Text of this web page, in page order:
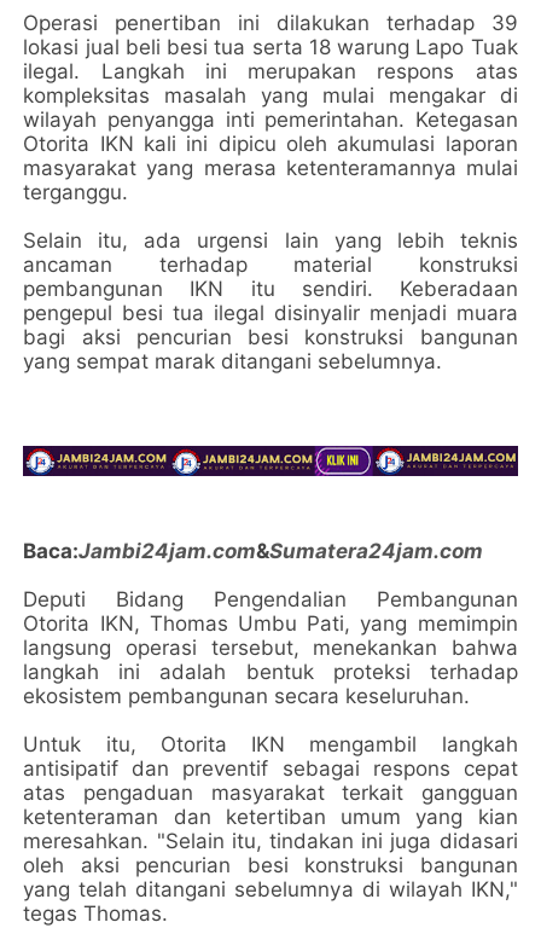
Operasi penertiban ini dilakukan terhadap 39
lokasi jual beli besi tua serta 18 warung Lapo Tuak
ilegal. Langkah ini merupakan respons atas
kompleksitas masalah yang mulai mengakar di
wilayah penyangga inti pemerintahan. Ketegasan
Otorita IKN kali ini dipicu oleh akumulasi laporan
masyarakat yang merasa ketenteramannya mulai
terganggu.
Selain itu, ada urgensi lain yang lebih teknis
ancaman terhadap material konstruksi
pembangunan IKN itu sendiri. Keberadaan
pengepul besi tua ilegal disinyalir menjadi muara
bagi aksi pencurian besi konstruksi bangunan
yang sempat marak ditangani sebelumnya.
Baca:Jambi24jam.com&Sumatera24jam.com
Deputi Bidang Pengendalian Pembangunan
Otorita IKN, Thomas Umbu Pati, yang memimpin
langsung operasi tersebut, menekankan bahwa
langkah ini adalah bentuk proteksi terhadap
ekosistem pembangunan secara keseluruhan.
Untuk itu, Otorita IKN mengambil langkah
antisipatif dan preventif sebagai respons cepat
atas pengaduan masyarakat terkait gangguan
ketenteraman dan ketertiban umum yang kian
meresahkan. "Selain itu, tindakan ini juga didasari
oleh aksi pencurian besi konstruksi bangunan
yang telah ditangani sebelumnya di wilayah IKN,"
tegas Thomas.